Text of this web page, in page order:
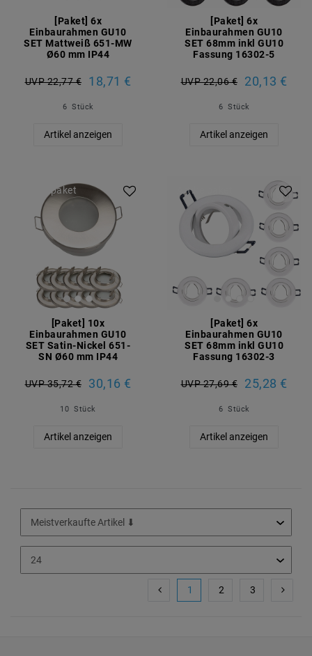
[Paket] 6x
Einbaurahmen GU10
SET Mattweiß 651-MW
Ø60 mm IP44
UVP 22,77 € 18,71 €
6 Stück
Artikel anzeigen
[Paket] 6x
Einbaurahmen GU10
SET 68mm inkl GU10
Fassung 16302-5
UVP 22,06 € 20,13 €
6 Stück
Artikel anzeigen
Artikelpaket
[Paket] 10x
Einbaurahmen GU10
SET Satin-Nickel 651-
SN Ø60 mm IP44
UVP 35,72 € 30,16 €
10 Stück
Artikel anzeigen
Artikelpaket
[Paket] 6x
Einbaurahmen GU10
SET 68mm inkl GU10
Fassung 16302-3
UVP 27,69 € 25,28 €
6 Stück
Artikel anzeigen
1 2 3